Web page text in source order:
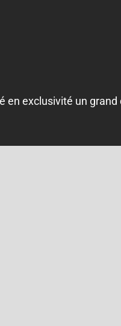
en exclusivité un